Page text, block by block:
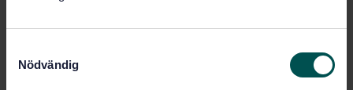
Nödvändig